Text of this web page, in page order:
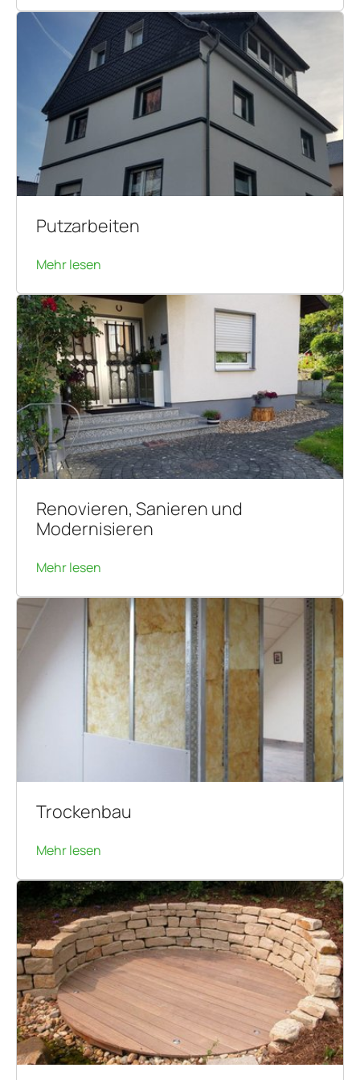
Putzarbeiten
Mehr lesen
Renovieren, Sanieren und
Modernisieren
Mehr lesen
Trockenbau
Mehr lesen